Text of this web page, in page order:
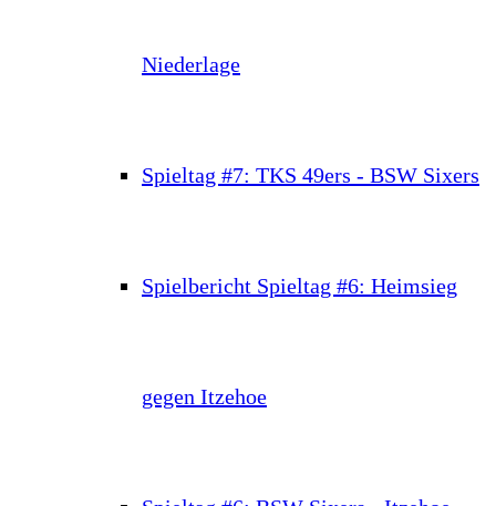
Niederlage
Spieltag #7: TKS 49ers - BSW Sixers
Spielbericht Spieltag #6: Heimsieg
gegen Itzehoe